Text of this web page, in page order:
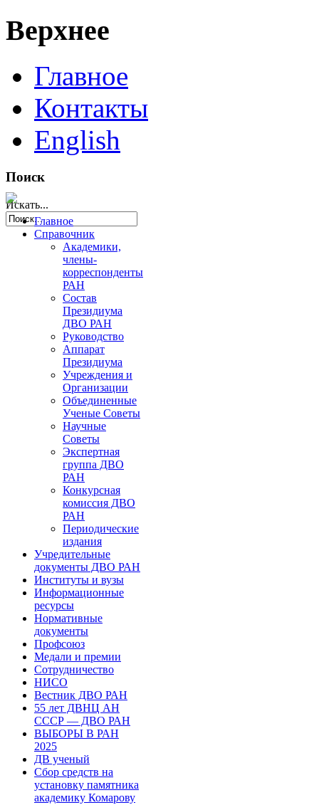
Верхнее
Главное
Контакты
English
Поиск
Искать...
Главное
Справочник
Академики,
члены-
корреспонденты
РАН
Состав
Президиума
ДВО РАН
Руководство
Аппарат
Президиума
Учреждения и
Организации
Объединенные
Ученые Советы
Научные
Советы
Экспертная
группа ДВО
РАН
Конкурсная
комиссия ДВО
РАН
Периодические
издания
Учредительные
документы ДВО РАН
Институты и вузы
Информационные
ресурсы
Нормативные
документы
Профсоюз
Медали и премии
Сотрудничество
НИСО
Вестник ДВО РАН
55 лет ДВНЦ АН
СССР — ДВО РАН
ВЫБОРЫ В РАН
2025
ДВ ученый
Сбор средств на
установку памятника
академику Комарову